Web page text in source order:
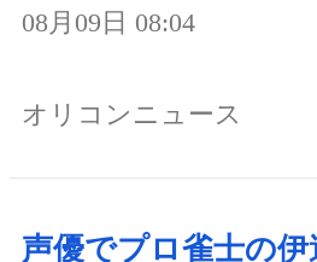
08月09日 08:04
オリコンニュース
声優でプロ雀士の伊